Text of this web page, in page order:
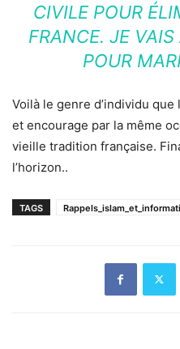
CIVILE POUR
FRANCE. JE VAIS
POUR
Voilà le genre d’individu
et encourage par la même
vieille tradition française.
l’horizon..
TAGS